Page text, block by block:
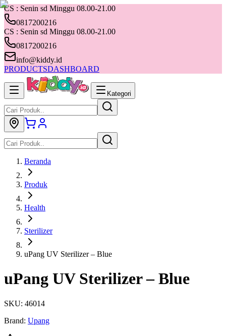
CS : Senin sd Minggu 08.00-21.00
0817200216
CS : Senin sd Minggu 08.00-21.00
0817200216
info@kiddy.id
PRODUCTSDASHBOARD
Kategori
Beranda
Produk
Health
Sterilizer
uPang UV Sterilizer – Blue
uPang UV Sterilizer – Blue
SKU: 46014
Brand: Upang